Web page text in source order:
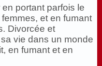
en portant parfois le
et en fumant
Divorcée et
vie dans un monde
en fumant et en